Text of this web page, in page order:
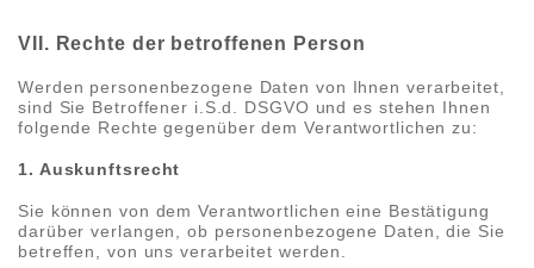
VII. Rechte der betroffenen Person
Werden personenbezogene Daten von Ihnen verarbeitet,
sind Sie Betroffener i.S.d. DSGVO und es stehen Ihnen
folgende Rechte gegenüber dem Verantwortlichen zu:
1. Auskunftsrecht
Sie können von dem Verantwortlichen eine Bestätigung
darüber verlangen, ob personenbezogene Daten, die Sie
betreffen, von uns verarbeitet werden.